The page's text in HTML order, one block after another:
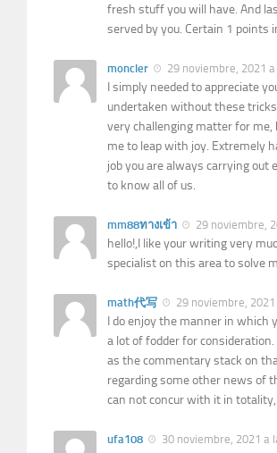
fresh stuff you will have. And
served by you. Certain 1 points
moncler 29 noviembre, 2021
I simply needed to appreciate
undertaken without these
very challenging matter for me,
me to leap with joy. Extremely
job you are always carrying out
to know all of us.
mm88ทางเข้า 29 noviembre,
hello!,I like your writing very
specialist on this area to solve
math代写 29 noviembre,
I do enjoy the manner in which
a lot of fodder for
as the commentary stack on
regarding some other news of
can not concur with it in
ufa108 30 noviembre, 2021 a